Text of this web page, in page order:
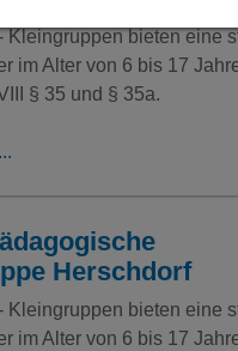
Kleingruppen bieten eine
im Alter von 6 bis 17
§ 35 und § 35a.
Herschdorf
Kleingruppen bieten eine
im Alter von 6 bis 17